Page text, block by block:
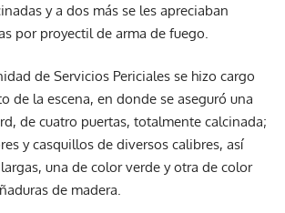
y a dos más se les apreciaban
por proyectil de arma de fuego.
de Servicios Periciales se hizo cargo
de la escena, en donde se aseguró una
de cuatro puertas, totalmente calcinada;
y casquillos de diversos calibres, así
una de color verde y otra de color
de madera.